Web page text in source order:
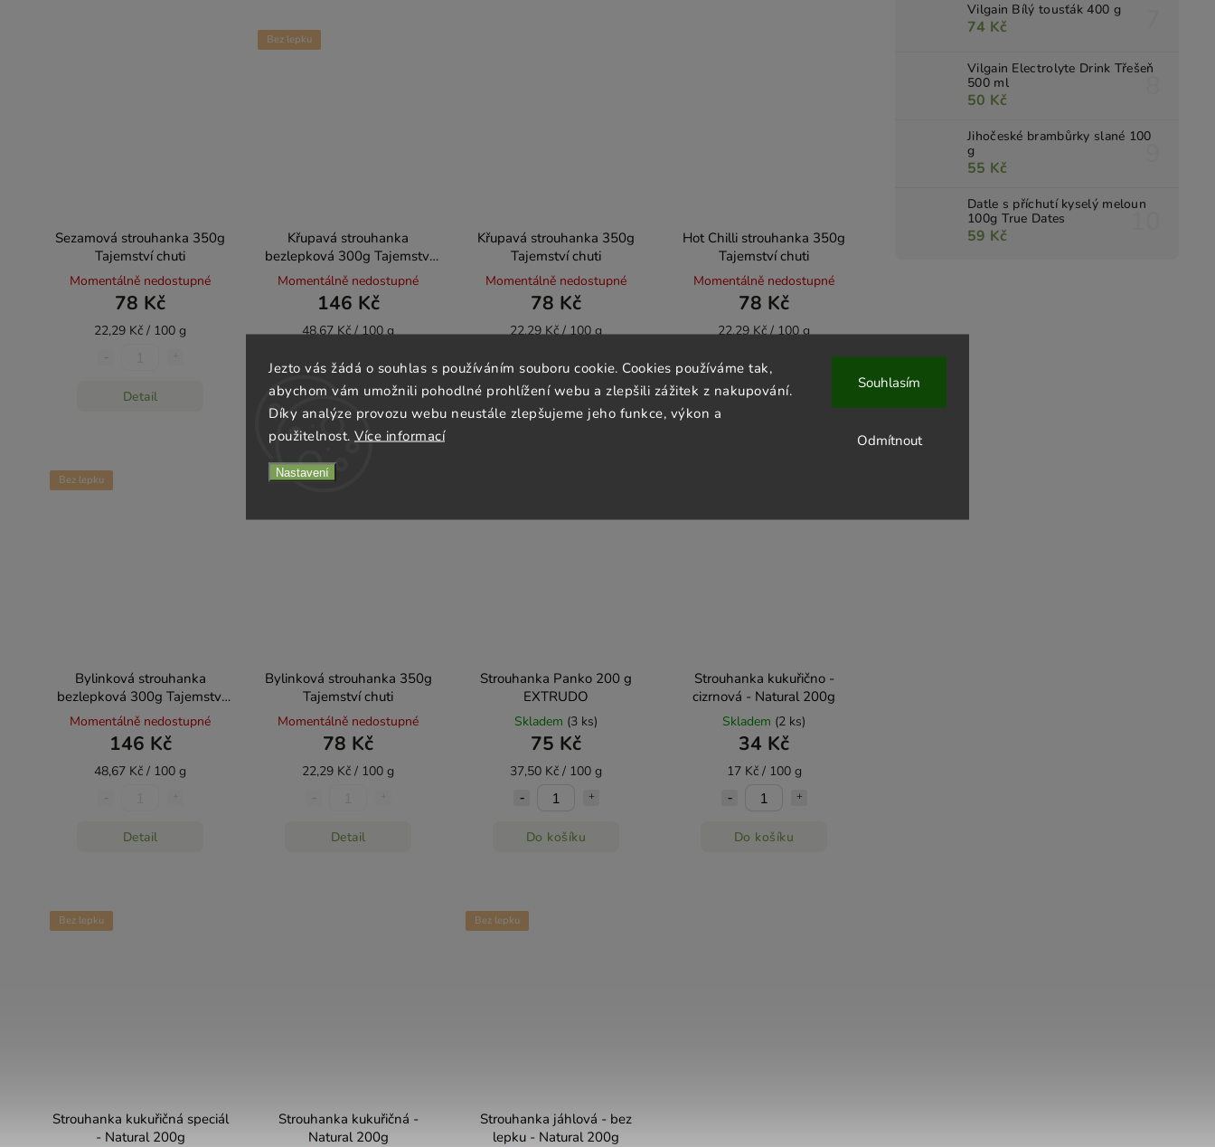
Jezto vás žádá o souhlas s používáním souboru cookie. Cookies používáme tak,
abychom vám umožnili pohodlné prohlížení webu a zlepšili zážitek z nakupování.
Díky analýze provozu webu neustále zlepšujeme jeho funkce, výkon a
použitelnost. Více informací
Nastavení
Odmítnout
Souhlasím
Vilgain Bílý tousťák 400 g
74 Kč
Vilgain Electrolyte Drink Třešeň
500 ml
50 Kč
Jihočeské brambůrky slané 100
g
55 Kč
Datle s příchutí kyselý meloun
100g True Dates
59 Kč
Sezamová strouhanka 350g
Tajemství chuti
Momentálně nedostupné
78 Kč
22,29 Kč / 100 g
Detail
Bez lepku
Křupavá strouhanka
bezlepková 300g Tajemství
chuti
Momentálně nedostupné
146 Kč
48,67 Kč / 100 g
Detail
Křupavá strouhanka 350g
Tajemství chuti
Momentálně nedostupné
78 Kč
22,29 Kč / 100 g
Detail
Hot Chilli strouhanka 350g
Tajemství chuti
Momentálně nedostupné
78 Kč
22,29 Kč / 100 g
Detail
Bez lepku
Bylinková strouhanka
bezlepková 300g Tajemství
chuti
Momentálně nedostupné
146 Kč
48,67 Kč / 100 g
Detail
Bylinková strouhanka 350g
Tajemství chuti
Momentálně nedostupné
78 Kč
22,29 Kč / 100 g
Detail
Strouhanka Panko 200 g
EXTRUDO
Skladem (3 ks)
75 Kč
37,50 Kč / 100 g
Do košíku
Strouhanka kukuřično -
cizrnová - Natural 200g
Skladem (2 ks)
34 Kč
17 Kč / 100 g
Do košíku
Bez lepku
Strouhanka kukuřičná speciál
- Natural 200g
Strouhanka kukuřičná -
Natural 200g
Bez lepku
Strouhanka jáhlová - bez
lepku - Natural 200g